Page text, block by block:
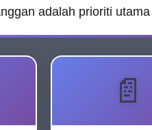
adalah prioriti